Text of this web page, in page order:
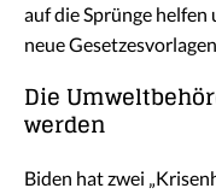
auf die Sprünge
neue
Die
werden
Biden hat zwei